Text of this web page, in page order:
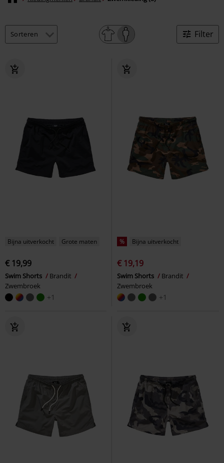
Filter
Bijna uitverkocht Grote maten
€ 19,99
Swim Shorts
Brandit
Zwembroek
+1
% Bijna uitverkocht
€ 19,19
Swim Shorts
Brandit
Zwembroek
+1